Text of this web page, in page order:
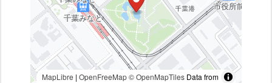
MapLibre | OpenFreeMap © OpenMapTilesData from